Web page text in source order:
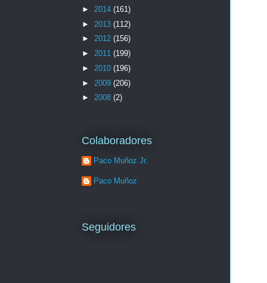
► 2014 (161)
► 2013 (112)
► 2012 (156)
► 2011 (199)
► 2010 (196)
► 2009 (206)
► 2008 (2)
Colaboradores
Paco Muñoz Jr.
Paco Muñoz
Seguidores